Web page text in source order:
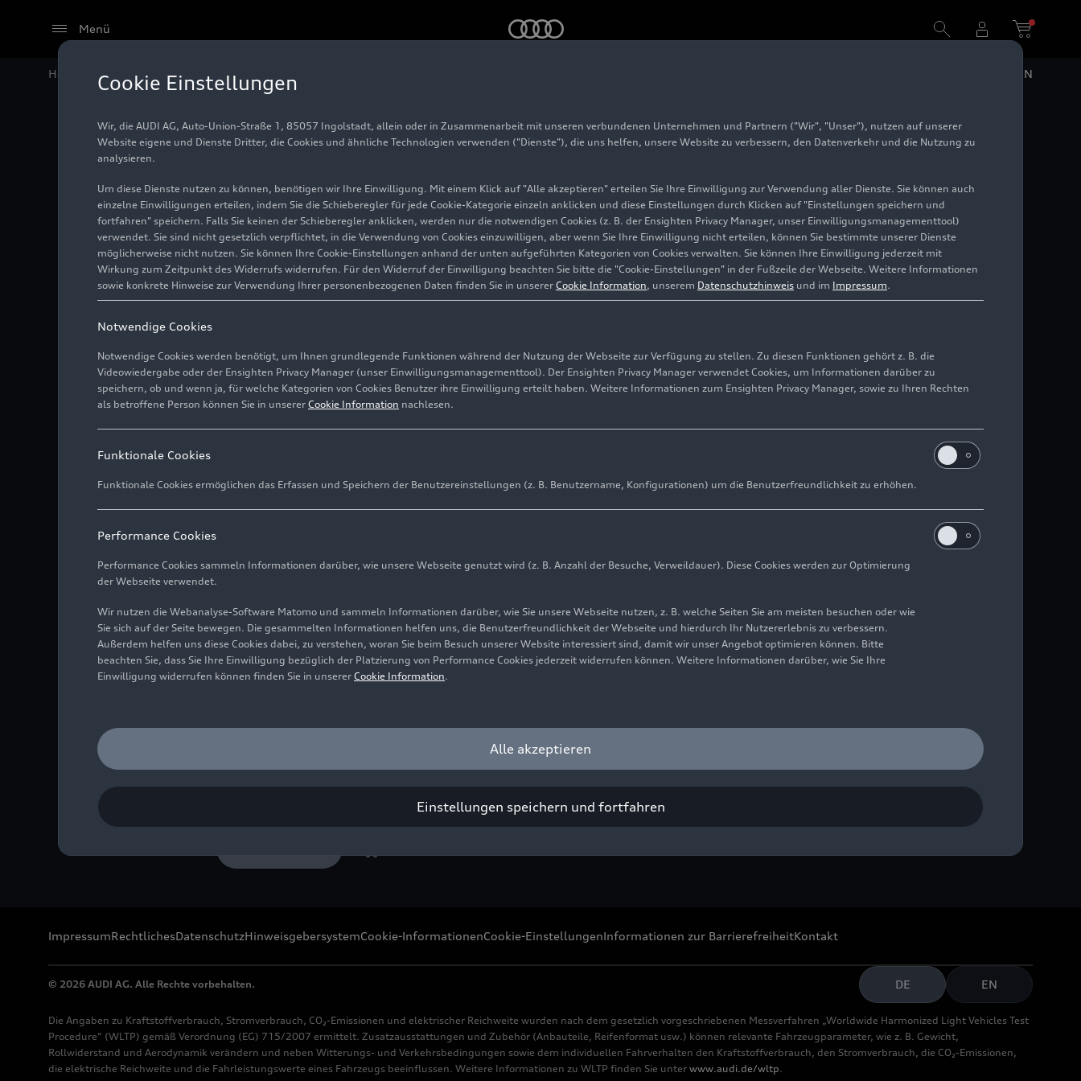
Menü
Home Audi Media Center Fotos EN
Audi Q4 SUVe-tron
Foto 27.04.2026
Plasmablau, Outdoor-Standaufnahme, Exterieur, Seitenansicht
Bild-Nr: A260690 · Copyright: AUDI AG
Rechte: Verwendung für Pressezwecke honorarfrei
ImpressumRechtlichesDatenschutzHinweisgebersystemCookie-InformationenCookie-EinstellungenInformationen zur BarrierefreiheitKontakt
© 2026 AUDI AG. Alle Rechte vorbehalten. DE EN
Die Angaben zu Kraftstoffverbrauch, Stromverbrauch, CO₂-Emissionen und elektrischer Reichweite wurden nach dem gesetzlich vorgeschriebenen Messverfahren „Worldwide Harmonized Light Vehicles Test
Procedure“ (WLTP) gemäß Verordnung (EG) 715/2007 ermittelt. Zusatzausstattungen und Zubehör (Anbauteile, Reifenformat usw.) können relevante Fahrzeugparameter, wie z. B. Gewicht,
Rollwiderstand und Aerodynamik verändern und neben Witterungs- und Verkehrsbedingungen sowie dem individuellen Fahrverhalten den Kraftstoffverbrauch, den Stromverbrauch, die CO₂-Emissionen,
die elektrische Reichweite und die Fahrleistungswerte eines Fahrzeugs beeinflussen. Weitere Informationen zu WLTP finden Sie unter www.audi.de/wltp.
Cookie Einstellungen
Wir, die AUDI AG, Auto-Union-Straße 1, 85057 Ingolstadt, allein oder in Zusammenarbeit mit unseren verbundenen Unternehmen und Partnern ("Wir", "Unser"), nutzen auf unserer
Website eigene und Dienste Dritter, die Cookies und ähnliche Technologien verwenden ("Dienste"), die uns helfen, unsere Website zu verbessern, den Datenverkehr und die Nutzung zu
analysieren.
Um diese Dienste nutzen zu können, benötigen wir Ihre Einwilligung. Mit einem Klick auf "Alle akzeptieren" erteilen Sie Ihre Einwilligung zur Verwendung aller Dienste. Sie können auch
einzelne Einwilligungen erteilen, indem Sie die Schieberegler für jede Cookie-Kategorie einzeln anklicken und diese Einstellungen durch Klicken auf "Einstellungen speichern und
fortfahren" speichern. Falls Sie keinen der Schieberegler anklicken, werden nur die notwendigen Cookies (z. B. der Ensighten Privacy Manager, unser Einwilligungsmanagementtool)
verwendet. Sie sind nicht gesetzlich verpflichtet, in die Verwendung von Cookies einzuwilligen, aber wenn Sie Ihre Einwilligung nicht erteilen, können Sie bestimmte unserer Dienste
möglicherweise nicht nutzen. Sie können Ihre Cookie-Einstellungen anhand der unten aufgeführten Kategorien von Cookies verwalten. Sie können Ihre Einwilligung jederzeit mit
Wirkung zum Zeitpunkt des Widerrufs widerrufen. Für den Widerruf der Einwilligung beachten Sie bitte die "Cookie-Einstellungen" in der Fußzeile der Webseite. Weitere Informationen
sowie konkrete Hinweise zur Verwendung Ihrer personenbezogenen Daten finden Sie in unserer Cookie Information, unserem Datenschutzhinweis und im Impressum.
Notwendige Cookies
Notwendige Cookies werden benötigt, um Ihnen grundlegende Funktionen während der Nutzung der Webseite zur Verfügung zu stellen. Zu diesen Funktionen gehört z. B. die
Videowiedergabe oder der Ensighten Privacy Manager (unser Einwilligungsmanagementtool). Der Ensighten Privacy Manager verwendet Cookies, um Informationen darüber zu
speichern, ob und wenn ja, für welche Kategorien von Cookies Benutzer ihre Einwilligung erteilt haben. Weitere Informationen zum Ensighten Privacy Manager, sowie zu Ihren Rechten
als betroffene Person können Sie in unserer Cookie Information nachlesen.
Funktionale Cookies
Funktionale Cookies ermöglichen das Erfassen und Speichern der Benutzereinstellungen (z. B. Benutzername, Konfigurationen) um die Benutzerfreundlichkeit zu erhöhen.
Performance Cookies
Performance Cookies sammeln Informationen darüber, wie unsere Webseite genutzt wird (z. B. Anzahl der Besuche, Verweildauer). Diese Cookies werden zur Optimierung
der Webseite verwendet.
Wir nutzen die Webanalyse-Software Matomo und sammeln Informationen darüber, wie Sie unsere Webseite nutzen, z. B. welche Seiten Sie am meisten besuchen oder wie
Sie sich auf der Seite bewegen. Die gesammelten Informationen helfen uns, die Benutzerfreundlichkeit der Webseite und hierdurch Ihr Nutzererlebnis zu verbessern.
Außerdem helfen uns diese Cookies dabei, zu verstehen, woran Sie beim Besuch unserer Website interessiert sind, damit wir unser Angebot optimieren können. Bitte
beachten Sie, dass Sie Ihre Einwilligung bezüglich der Platzierung von Performance Cookies jederzeit widerrufen können. Weitere Informationen darüber, wie Sie Ihre
Einwilligung widerrufen können finden Sie in unserer Cookie Information.
Alle akzeptieren
Einstellungen speichern und fortfahren